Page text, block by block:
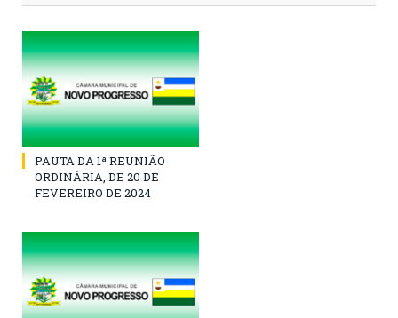
PAUTA DA 1ª REUNIÃO
ORDINÁRIA, DE 20 DE
FEVEREIRO DE 2024